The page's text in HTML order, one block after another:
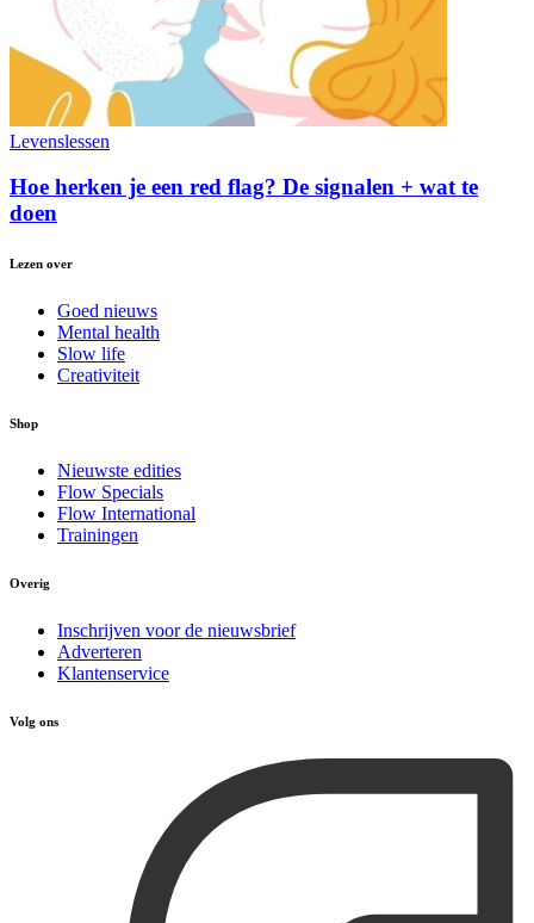
Levenslessen
Hoe herken je een red flag? De signalen + wat te
doen
Lezen over
Goed nieuws
Mental health
Slow life
Creativiteit
Shop
Nieuwste edities
Flow Specials
Flow International
Trainingen
Overig
Inschrijven voor de nieuwsbrief
Adverteren
Klantenservice
Volg ons